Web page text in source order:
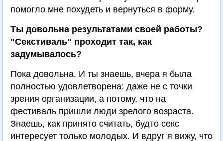
помогло мне похудеть и вернуться в форму.
Ты довольна результатами своей работы?
"Секстиваль" проходит так, как
задумывалось?
Пока довольна. И ты знаешь, вчера я была
полностью удовлетворена: даже не с точки
зрения организации, а потому, что на
фестиваль пришли люди зрелого возраста.
Знаешь, как принято считать, будто секс
интересует только молодых. И вдруг я вижу, что